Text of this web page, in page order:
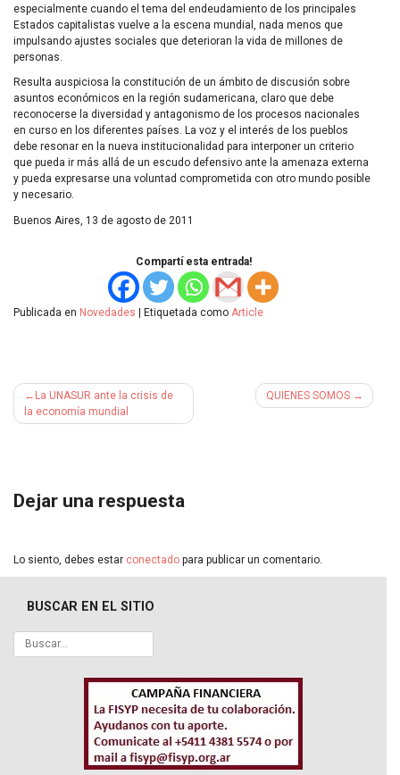
especialmente cuando el tema del endeudamiento de los principales
Estados capitalistas vuelve a la escena mundial, nada menos que
impulsando ajustes sociales que deterioran la vida de millones de
personas.
Resulta auspiciosa la constitución de un ámbito de discusión sobre
asuntos económicos en la región sudamericana, claro que debe
reconocerse la diversidad y antagonismo de los procesos nacionales
en curso en los diferentes países. La voz y el interés de los pueblos
debe resonar en la nueva institucionalidad para interponer un criterio
que pueda ir más allá de un escudo defensivo ante la amenaza externa
y pueda expresarse una voluntad comprometida con otro mundo posible
y necesario.
Buenos Aires, 13 de agosto de 2011
Compartí esta entrada!
Publicada en Novedades | Etiquetada como Article
Navegación
de
La UNASUR ante la crisis de
la economía mundial
QUIENES SOMOS
Dejar una respuesta
Lo siento, debes estar conectado para publicar un comentario.
BUSCAR EN EL SITIO